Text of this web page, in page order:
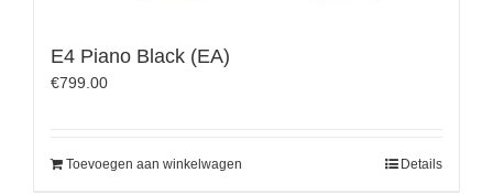
E4 Piano Black (EA)
€799.00
Toevoegen aan winkelwagen Details